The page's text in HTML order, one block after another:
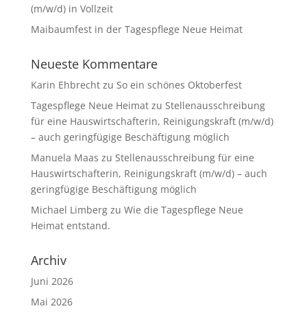
(m/w/d) in Vollzeit
Maibaumfest in der Tagespflege Neue Heimat
Neueste Kommentare
Karin Ehbrechtzu So ein schönes Oktoberfest
Tagespflege Neue Heimatzu Stellenausschreibung
für eine Hauswirtschafterin, Reinigungskraft (m/w/d)
– auch geringfügige Beschäftigung möglich
Manuela Maas zu Stellenausschreibung für eine
Hauswirtschafterin, Reinigungskraft (m/w/d) – auch
geringfügige Beschäftigung möglich
Michael Limbergzu Wie die Tagespflege Neue
Heimat entstand.
Archiv
Juni 2026
Mai 2026